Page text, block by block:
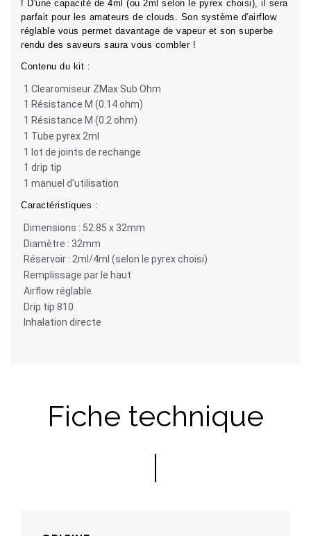
! D'une capacité de 4ml (ou 2ml selon le pyrex choisi), il sera
parfait pour les amateurs de clouds. Son système d'airflow
réglable vous permet davantage de vapeur et son superbe
rendu des saveurs saura vous combler !
Contenu du kit :
1 Clearomiseur ZMax Sub Ohm
1 Résistance M (0.14 ohm)
1 Résistance M (0.2 ohm)
1 Tube pyrex 2ml
1 lot de joints de rechange
1 drip tip
1 manuel d'utilisation
Caractéristiques :
Dimensions : 52.85 x 32mm
Diamètre : 32mm
Réservoir : 2ml/4ml (selon le pyrex choisi)
Remplissage par le haut
Airflow réglable
Drip tip 810
Inhalation directe
Fiche technique